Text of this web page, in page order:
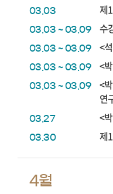
03.03 제
03.03 ~ 03.09 수
03.03 ~ 03.09 <
03.03 ~ 03.09 <
03.03 ~ 03.09
<
연
03.27 <
03.30 제
4월